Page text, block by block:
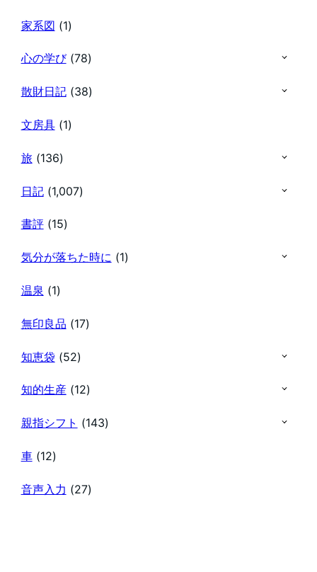
家系図 (1)
心の学び(78)
散財日記(38)
文房具(1)
旅 (136)
日記(1,007)
書評(15)
気分が落ちた時に (1)
温泉 (1)
無印良品 (17)
知恵袋 (52)
知的生産(12)
親指シフト (143)
車(12)
音声入力 (27)